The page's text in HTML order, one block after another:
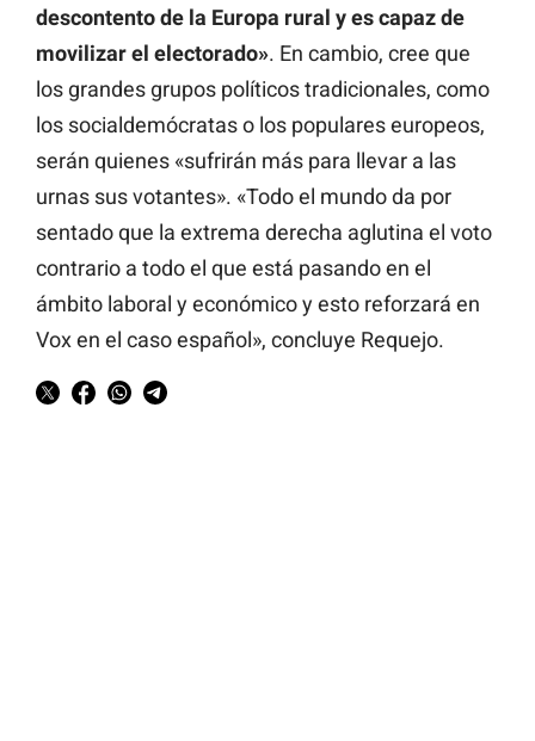
descontento de la Europa rural y es capaz de
movilizar el electorado». En cambio, cree que
los grandes grupos políticos tradicionales, como
los socialdemócratas o los populares europeos,
serán quienes «sufrirán más para llevar a las
urnas sus votantes». «Todo el mundo da por
sentado que la extrema derecha aglutina el voto
contrario a todo el que está pasando en el
ámbito laboral y económico y esto reforzará en
Vox en el caso español», concluye Requejo.